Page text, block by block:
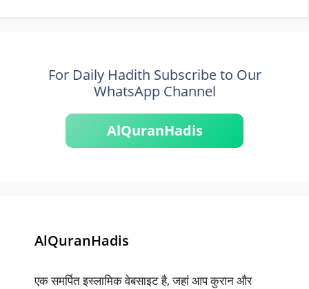
For Daily Hadith Subscribe to Our
WhatsApp Channel
AlQuranHadis
AlQuranHadis
एक समर्पित इस्लामिक वेबसाइट है, जहां आप कुरान और